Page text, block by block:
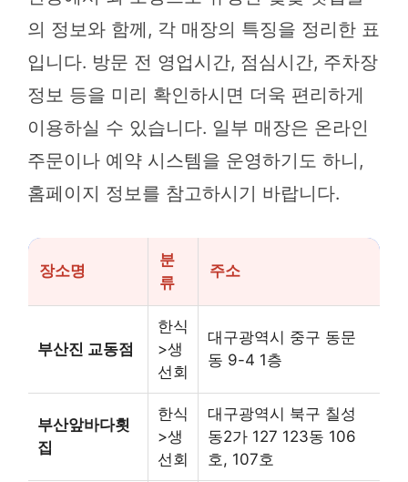
의 정보와 함께, 각 매장의 특징을 정리한 표
입니다. 방문 전 영업시간, 점심시간, 주차장
정보 등을 미리 확인하시면 더욱 편리하게
이용하실 수 있습니다. 일부 매장은 온라인
주문이나 예약 시스템을 운영하기도 하니,
홈페이지 정보를 참고하시기 바랍니다.
장소명
분
류
주소
부산진 교동점
한식
>생
선회
대구광역시 중구 동문
동 9-4 1층
부산앞바다횟
집
한식
>생
선회
대구광역시 북구 칠성
동2가 127 123동 106
호, 107호